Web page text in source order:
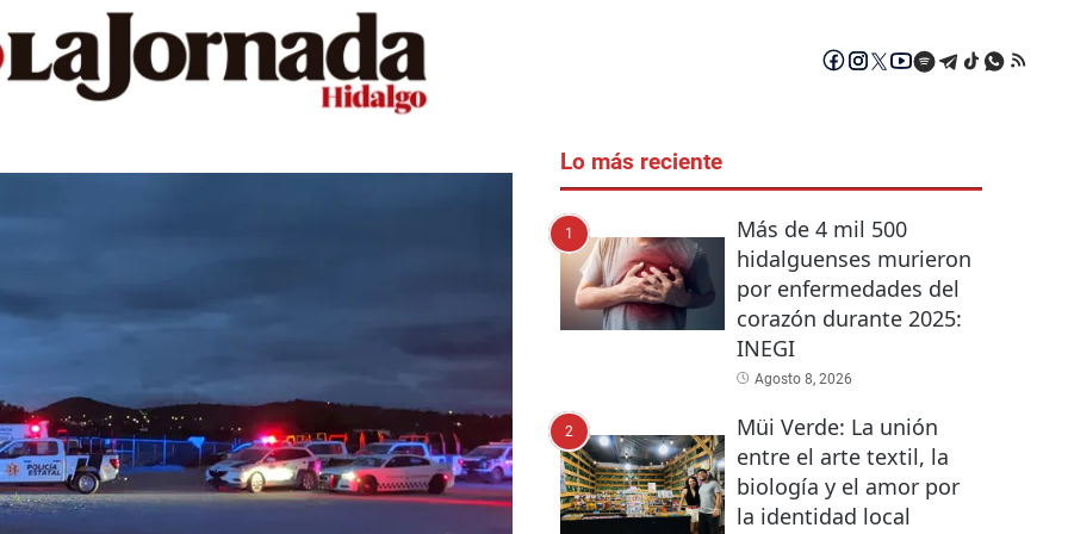
Lo más reciente
1
Más de 4 mil 500
hidalguenses murieron
por enfermedades del
corazón durante 2025:
INEGI
Agosto 8, 2026
2
Müi Verde: La unión
entre el arte textil, la
biología y el amor por
la identidad local